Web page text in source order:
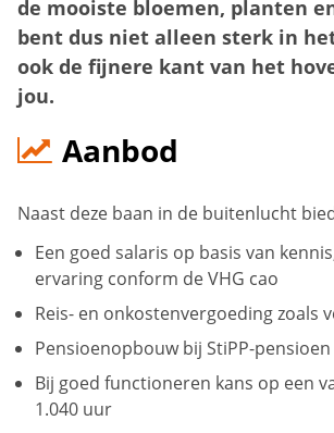
de mooiste bloemen, planten
bent dus niet alleen sterk in
ook de fijnere kant van het
jou.
Aanbod
Naast deze baan in de buitenlucht
Een goed salaris op basis van
ervaring conform de VHG cao
Reis- en onkostenvergoeding zoals
Pensioenopbouw bij StiPP-pensioen
Bij goed functioneren kans op een
1.040 uur